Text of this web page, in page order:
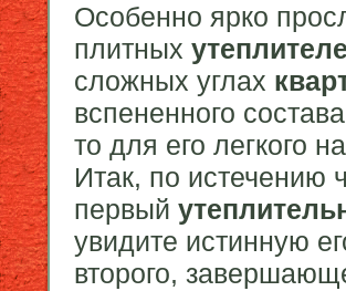
Особенно ярко
плитных
сложных углах
вспененного состава
то для его легкого
Итак, по истечению
первый
увидите истинную
второго,